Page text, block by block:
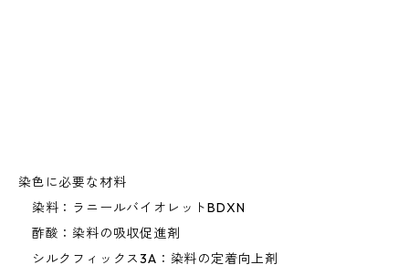
染色に必要な材料
染料：ラニールバイオレットBDXN
酢酸：染料の吸収促進剤
シルクフィックス3A：染料の定着向上剤